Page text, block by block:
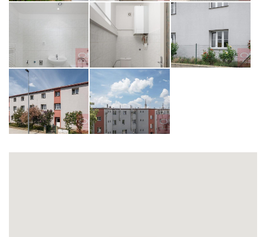
opiš kód z obrázku
ODESLAT ZPRÁVU